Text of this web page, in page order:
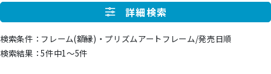
詳細検索
フレーム(額縁)・プリズムアートフレーム/発売日順
5件中1〜5件